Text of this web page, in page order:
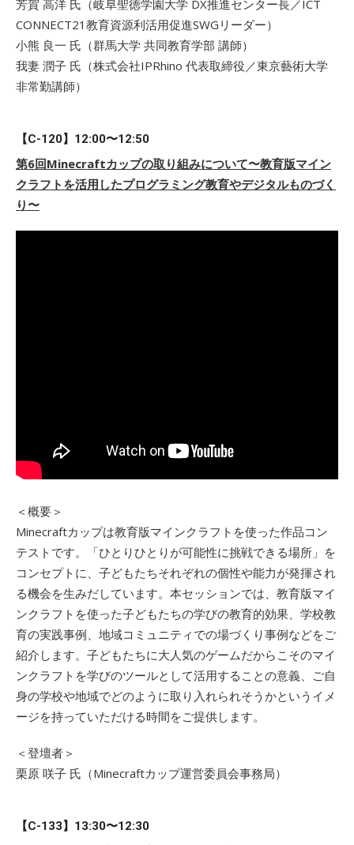
芳賀 高洋 氏（岐阜聖徳学園大学 DX推進センター長／ICT
CONNECT21教育資源利活用促進SWGリーダー）
小熊 良一 氏（群馬大学 共同教育学部 講師）
我妻 潤子 氏（株式会社IPRhino 代表取締役／東京藝術大学
非常勤講師）
【C-120】12:00〜12:50
第6回Minecraftカップの取り組みについて〜教育版マイン
クラフトを活用したプログラミング教育やデジタルものづく
り〜
＜概要＞
Minecraftカップは教育版マインクラフトを使った作品コン
テストです。「ひとりひとりが可能性に挑戦できる場所」を
コンセプトに、子どもたちそれぞれの個性や能力が発揮され
る機会を生みだしています。本セッションでは、教育版マイ
ンクラフトを使った子どもたちの学びの教育的効果、学校教
育の実践事例、地域コミュニティでの場づくり事例などをご
紹介します。子どもたちに大人気のゲームだからこそのマイ
ンクラフトを学びのツールとして活用することの意義、ご自
身の学校や地域でどのように取り入れられそうかというイメ
ージを持っていただける時間をご提供します。
＜登壇者＞
栗原 咲子 氏（Minecraftカップ運営委員会事務局）
【C-133】13:30〜12:30